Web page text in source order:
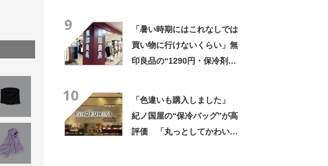
9
「暑い時期にはこれなしでは
買い物に行けないくらい」無
印良品の“1290円・保冷剤ポ
10
「色違いも購入しました」
紀ノ国屋の“保冷バッグ”が高
評価 「丸っとしてかわいい